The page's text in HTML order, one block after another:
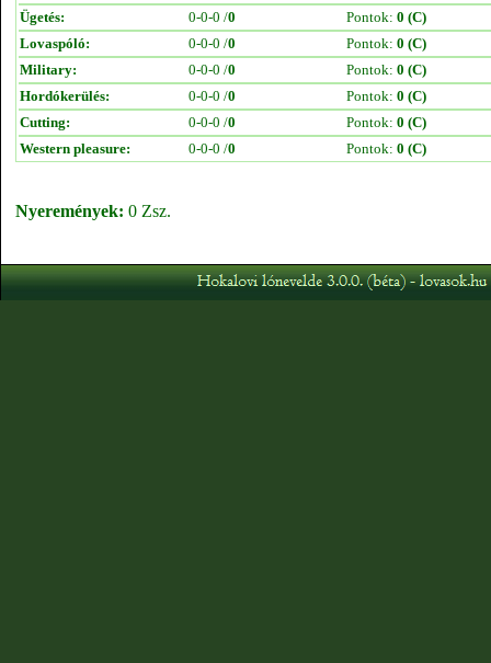
Ügetés:
0-0-0 /0 Pontok: 0 (C)
Lovaspóló:
0-0-0 /0 Pontok: 0 (C)
Military:
0-0-0 /0 Pontok: 0 (C)
Hordókerülés:
0-0-0 /0 Pontok: 0 (C)
Cutting:
0-0-0 /0 Pontok: 0 (C)
Western pleasure:
0-0-0 /0 Pontok: 0 (C)
Nyeremények: 0 Zsz.